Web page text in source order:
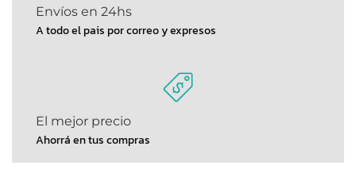
Envíos en 24hs
A todo el pais por correo y expresos
El mejor precio
Ahorrá en tus compras